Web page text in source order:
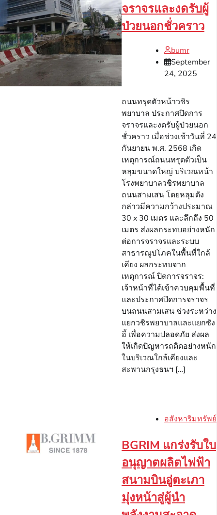
จราจรและงดรับผู้
ป่วยนอกชั่วคราว
bumr
September
24, 2025
ถนนทรุดตัวหน้าวชิร
พยาบาล ประกาศปิดการ
จราจรและงดรับผู้ป่วยนอก
ชั่วคราว เมื่อช่วงเช้าวันที่ 24
กันยายน พ.ศ. 2568 เกิด
เหตุการณ์ถนนทรุดตัวเป็น
หลุมขนาดใหญ่ บริเวณหน้า
โรงพยาบาลวชิรพยาบาล
ถนนสามเสน โดยหลุมดัง
กล่าวมีความกว้างประมาณ
30 x 30 เมตร และลึกถึง 50
เมตร ส่งผลกระทบอย่างหนัก
ต่อการจราจรและระบบ
สาธารณูปโภคในพื้นที่ใกล้
เคียง ผลกระทบจาก
เหตุการณ์ ปิดการจราจร:
เจ้าหน้าที่ได้เข้าควบคุมพื้นที่
และประกาศปิดการจราจร
บนถนนสามเสน ช่วงระหว่าง
แยกวชิรพยาบาลและแยกซัง
ฮี้ เพื่อความปลอดภัย ส่งผล
ให้เกิดปัญหารถติดอย่างหนัก
ในบริเวณใกล้เคียงและ
สะพานกรุงธนฯ […]
อสังหาริมทรัพย์
BGRIM แกร่งรับใบ
อนุญาตผลิตไฟฟ้า
สนามบินอู่ตะเภา
มุ่งหน้าสู่ผู้นำ